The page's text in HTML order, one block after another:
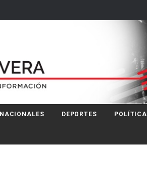
NACIONALES DEPORTES POLÍTICA